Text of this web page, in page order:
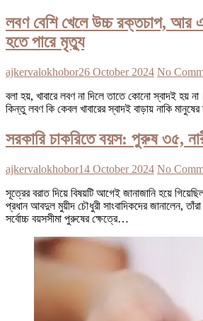
লবণ বেশি খেলে উচ্চ রক্তচাপ, আর
হতে পারে মৃত্যু
ajkervalokhobor26 October 2024 No
বলা হয়, খাবারে লবণ না দিলে তাতে কোনো স্বাদই হয়
কিন্তু লবণ কি কেবল খাবারের স্বাদই বাড়ায় নাকি
সরকারি চাকরিতে বয়স: পুরুষ ৩৫,
ajkervalokhobor14 October 2024 No
সূত্রের বরাত দিয়ে বিষয়টি আগেই জানাজানি হয়ে
প্রধান আবদুল মুয়ীদ চৌধুরী সাংবাদিকদের জানালেন,
সর্বোচ্চ বয়সসীমা পুরুষের ক্ষেত্রে…